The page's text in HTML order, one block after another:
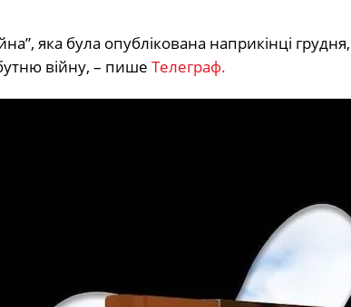
яка була опублікована наприкінці
війну, – пише Телеграф.